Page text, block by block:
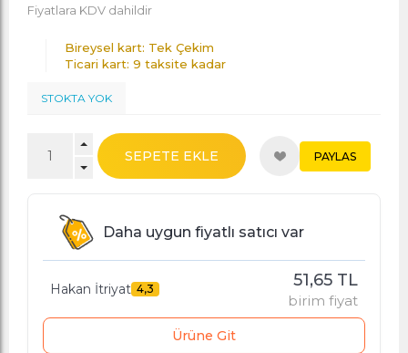
Fiyatlara KDV dahildir
Bireysel kart: Tek Çekim
Ticari kart: 9 taksite kadar
STOKTA YOK
SEPETE EKLE PAYLAS
Daha uygun fiyatlı satıcı var
Hakan İtriyat 4,3 51,65 TL
birim fiyat
Ürüne Git